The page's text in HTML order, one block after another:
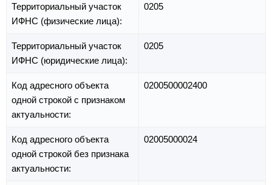
Территориальный участок
ИФНС (физические лица):
0205
Территориальный участок
ИФНС (юридические лица):
0205
Код адресного объекта
одной строкой с признаком
актуальности:
0200500002400
Код адресного объекта
одной строкой без признака
актуальности:
02005000024